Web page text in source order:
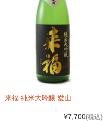
来福 純米大吟醸 愛山
¥7,700(税込)